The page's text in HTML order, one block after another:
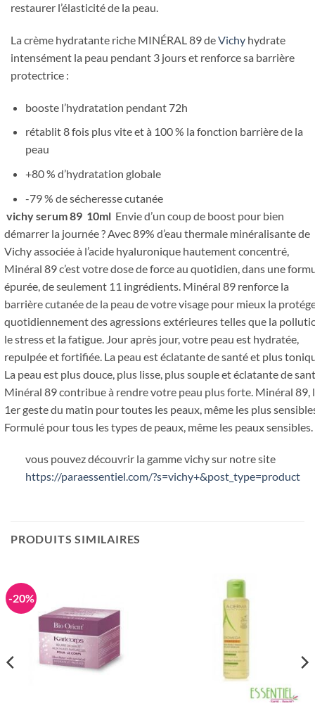
restaurer l’élasticité de la peau.
La crème hydratante riche MINÉRAL 89 deVichy hydrate
intensément la peau pendant 3 jours et renforce sa barrière
protectrice :
booste l’hydratation pendant 72h
rétablit 8 fois plus vite et à 100 % la fonction barrière de la
peau
+80 % d’hydratation globale
-79 % de sécheresse cutanée
vichy serum 89 10ml Envie d’un coup de boost pour bien
démarrer la journée ? Avec 89% d’eau thermale minéralisante de
Vichy associée à l’acide hyaluronique hautement concentré,
Minéral 89 c’est votre dose de force au quotidien, dans une
épurée, de seulement 11 ingrédients. Minéral 89 renforce la
barrière cutanée de la peau de votre visage pour mieux la
quotidiennement des agressions extérieures telles que la
le stress et la fatigue. Jour après jour, votre peau est hydratée,
repulpée et fortifiée. La peau est éclatante de santé et plus
La peau est plus douce, plus lisse, plus souple et éclatante de
Minéral 89 contribue à rendre votre peau plus forte. Minéral 89,
1er geste du matin pour toutes les peaux, même les plus
Formulé pour tous les types de peaux, même les peaux sensibles.
vous pouvez découvrir la gamme vichy sur notre site
https://paraessentiel.com/?s=vichy+&post_type=product
PRODUITS SIMILAIRES
-20%